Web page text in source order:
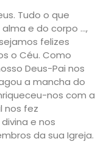
Tudo o que
e do corpo …,
felizes
o Céu. Como
Deus-Pai nos
a mancha do
nos com a
nos fez
e nos
da sua Igreja.